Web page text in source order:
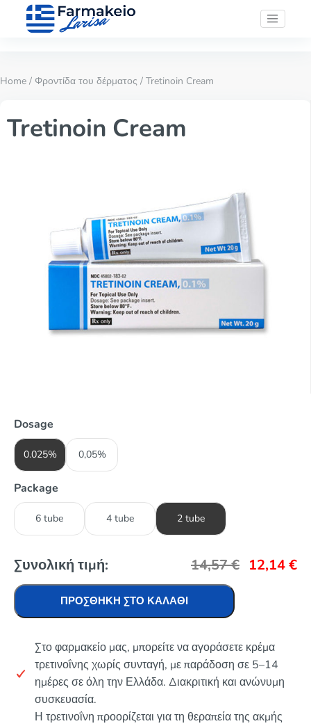
Home / Φροντίδα του δέρματος / Tretinoin Cream
Tretinoin Cream
Dosage
0.025% 0,05%
Package
6 tube 4 tube 2 tube
Συνολική τιμή: 14,57€ 12,14€
ΠΡΟΣΘΉΚΗ ΣΤΟ ΚΑΛΆΘΙ
Στο φαρμακείο μας, μπορείτε να αγοράσετε κρέμα
τρετινοΐνης χωρίς συνταγή, με παράδοση σε 5–14
ημέρες σε όλη την Ελλάδα. Διακριτική και ανώνυμη
συσκευασία.
Η τρετινοΐνη προορίζεται για τη θεραπεία της ακμής